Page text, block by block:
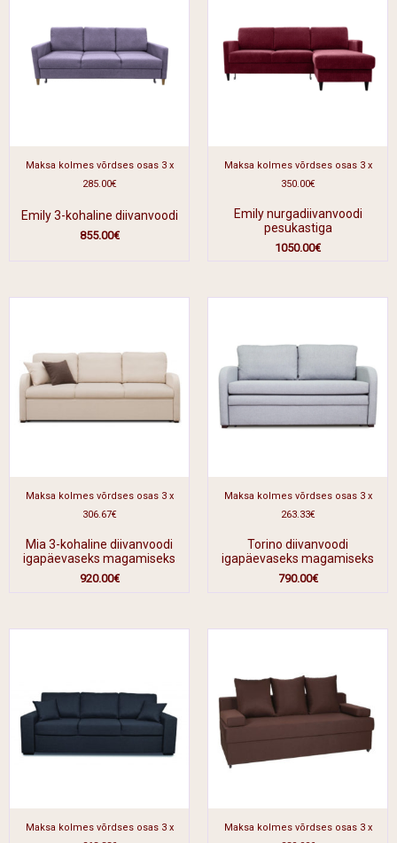
Maksa kolmes võrdses osas 3 x
285.00€
Emily 3-kohaline diivanvoodi
855.00€
Maksa kolmes võrdses osas 3 x
350.00€
Emily nurgadiivanvoodi
pesukastiga
1050.00€
Maksa kolmes võrdses osas 3 x
306.67€
Mia 3-kohaline diivanvoodi
igapäevaseks magamiseks
920.00€
Maksa kolmes võrdses osas 3 x
263.33€
Torino diivanvoodi
igapäevaseks magamiseks
790.00€
Maksa kolmes võrdses osas 3 x
Maksa kolmes võrdses osas 3 x